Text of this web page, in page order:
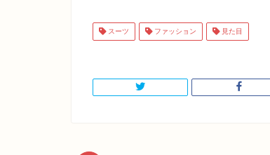
スーツ ファッション 見た目